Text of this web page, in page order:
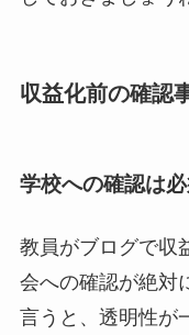
収益化前の確認
学校への確認は
教員がブログで収
会への確認が絶対
言うと、透明性が